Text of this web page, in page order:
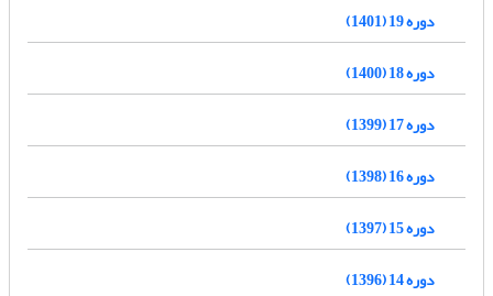
دوره 19 (1401)
دوره 18 (1400)
دوره 17 (1399)
دوره 16 (1398)
دوره 15 (1397)
دوره 14 (1396)